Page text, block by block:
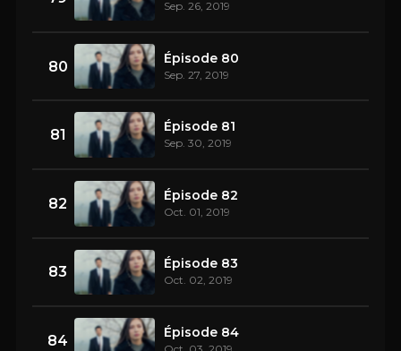
Sep. 26, 2019
80 Épisode 80
Sep. 27, 2019
81 Épisode 81
Sep. 30, 2019
82 Épisode 82
Oct. 01, 2019
83 Épisode 83
Oct. 02, 2019
84 Épisode 84